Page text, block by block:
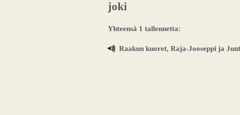
joki
Yhteensä 1 tallennetta:
Raakun kuoret, Raja-Jooseppi ja